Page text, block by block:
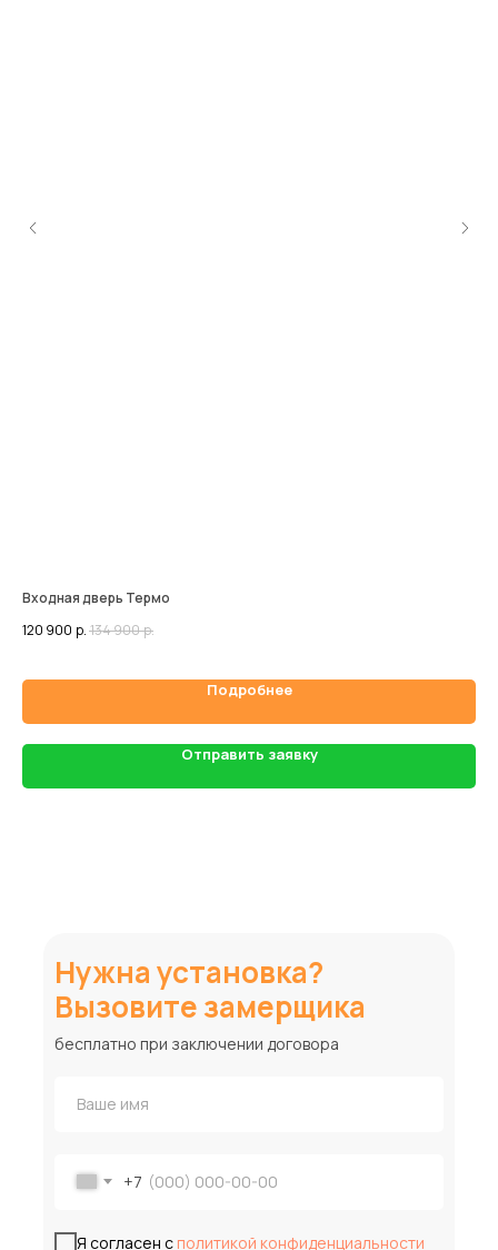
Входная дверь Термо
120 900 р. 134 900р.
Подробнее
Отправить заявку
Нужна установка?
Вызовите замерщика
+7
Я согласен с политикой конфиденциальности
бесплатно при заключении договора